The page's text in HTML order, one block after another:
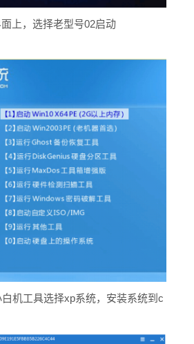
上，选择老型号02启动
机工具选择xp系统，安装系统到c